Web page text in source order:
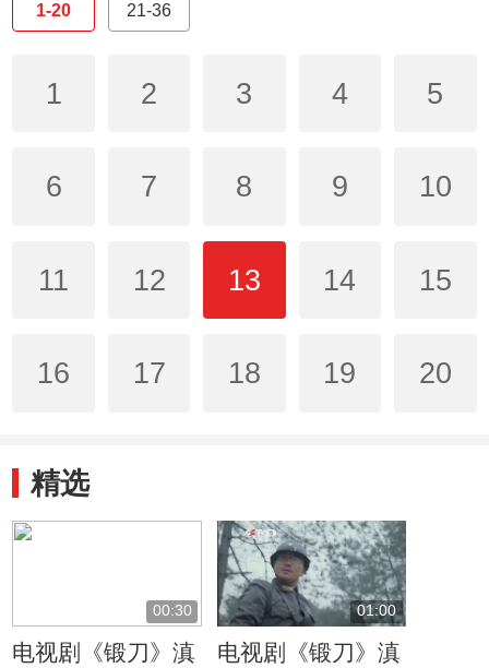
1-20 21-36
1 2 3 4 5
6 7 8 9 10
11 12 13 14 15
16 17 18 19 20
精选
00:30
电视剧《锻刀》滇
01:00
电视剧《锻刀》滇